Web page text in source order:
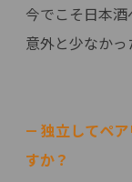
今でこそ日本
意外と少なかっ
— 独立してペア
すか？